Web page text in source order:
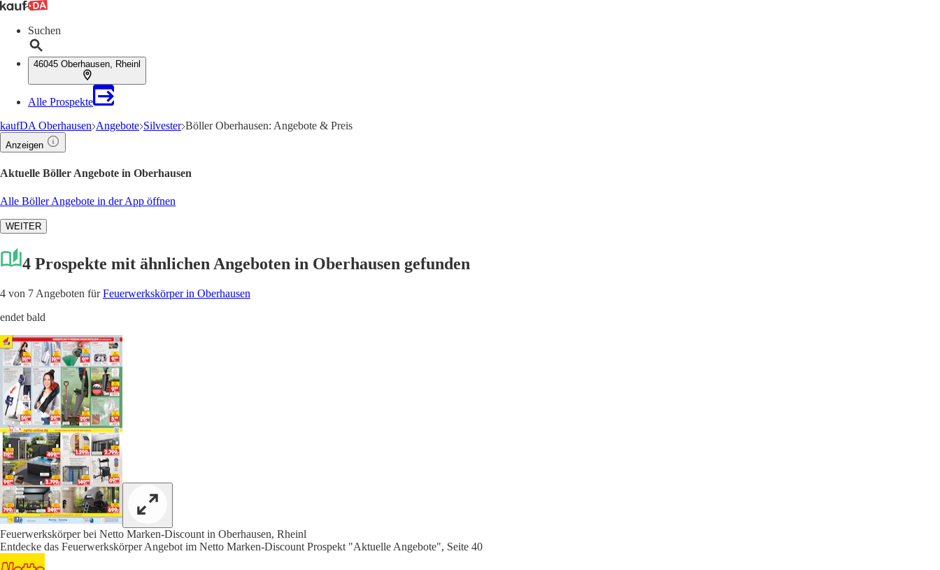
Suchen
46045 Oberhausen, Rheinl
Alle Prospekte
kaufDA Oberhausen Angebote Silvester Böller Oberhausen: Angebote & Preis
Anzeigen
Aktuelle Böller Angebote in Oberhausen
Alle Böller Angebote in der App öffnen
WEITER
4 Prospekte mit ähnlichen Angeboten in Oberhausen gefunden
4 von 7 Angeboten fürFeuerwerkskörper in Oberhausen
endet bald
Feuerwerkskörper bei Netto Marken-Discount in Oberhausen, Rheinl
Entdecke das Feuerwerkskörper Angebot im Netto Marken-Discount Prospekt "Aktuelle Angebote", Seite 40